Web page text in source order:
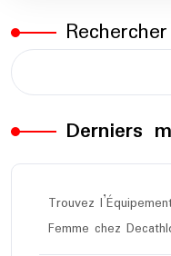
Rechercher
Derniers
Trouvez
Femme chez